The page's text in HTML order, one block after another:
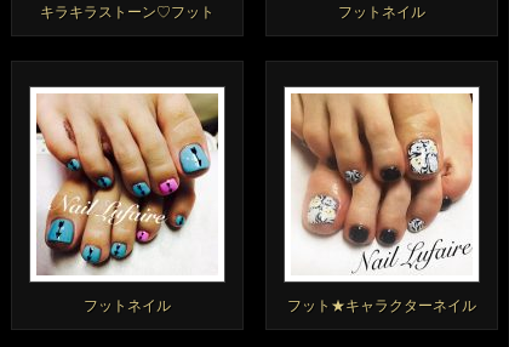
キラキラストーン♡フット フットネイル
フットネイル フット★キャラクターネイル